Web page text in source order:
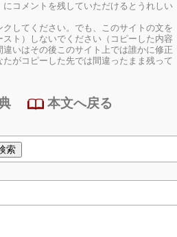
コメントを残していただけるとうれしい
してください。でも、このサイトの文を
ト）しないでください（コピーした内容
いはその後このサイト上では誰かに修正
がコピーした先では間違ったまま残って
本文へ戻る